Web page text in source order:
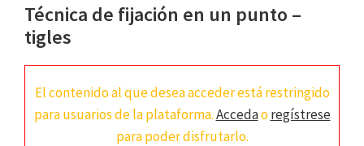
Técnica de fijación en un punto –
tigles
El contenido al que desea acceder está restringido
para usuarios de la plataforma.Accedaoregístrese
para poder disfrutarlo.